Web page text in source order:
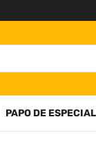
PAPO DE